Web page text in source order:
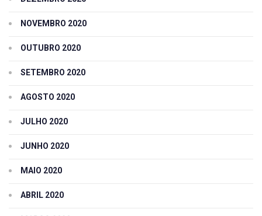
NOVEMBRO 2020
OUTUBRO 2020
SETEMBRO 2020
AGOSTO 2020
JULHO 2020
JUNHO 2020
MAIO 2020
ABRIL 2020